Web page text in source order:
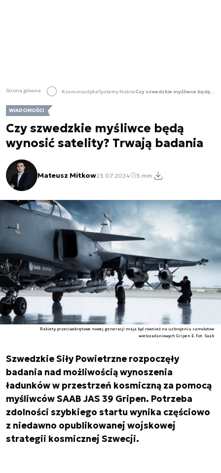
Strona główna KosmonautykaSystemy Nośne Czy szwedzkie myśliwce będą wynosić satelity? Trwają badania
WIADOMOŚCI
Czy szwedzkie myśliwce będą
wynosić satelity? Trwają badania
Mateusz Mitkow23.07.2024 3 min.
Rakiety przeciwokrętowe nowej generacji maja być również na uzbrojeniu samolotów
wielozadaniowych Gripen E. Fot. Saab
Szwedzkie Siły Powietrzne rozpoczęły
badania nad możliwością wynoszenia
ładunków w przestrzeń kosmiczną za pomocą
myśliwców SAAB JAS 39 Gripen. Potrzeba
zdolności szybkiego startu wynika częściowo
z niedawno opublikowanej wojskowej
strategii kosmicznej Szwecji.